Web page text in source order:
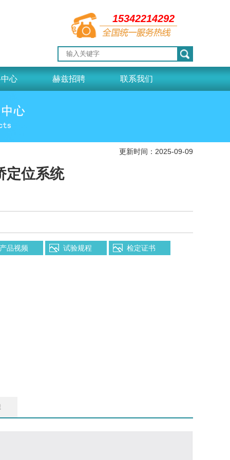
15342214292
心 赫兹招聘 联系我们
更新时间：2025-09-09
定位系统
产品视频 试验规程 检定证书